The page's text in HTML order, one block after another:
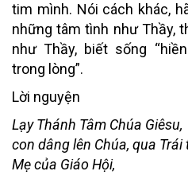
tim mình. Nói cách khác,
những tâm tình như Thầy,
như Thầy, biết sống
trong lòng”.
Lời nguyện
Lạy Thánh Tâm Chúa Giêsu,
con dâng lên Chúa, qua
Mẹ của Giáo Hội,